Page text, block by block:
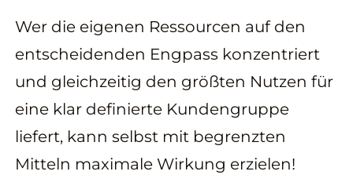
Wer die eigenen Ressourcen auf den
entscheidenden Engpass konzentriert
und gleichzeitig den größten Nutzen für
eine klar definierte Kundengruppe
liefert, kann selbst mit begrenzten
Mitteln maximale Wirkung erzielen!